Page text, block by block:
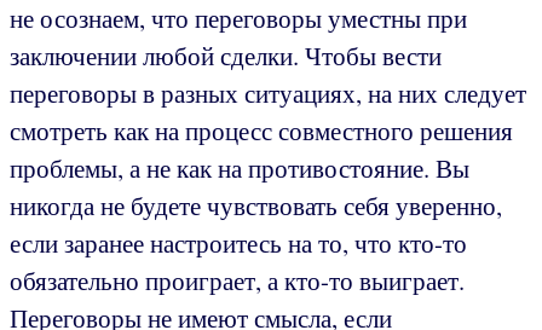
не осознаем, что переговоры уместны при
заключении любой сделки. Чтобы вести
переговоры в разных ситуациях, на них следует
смотреть как на процесс совместного решения
проблемы, а не как на противостояние. Вы
никогда не будете чувствовать себя уверенно,
если заранее настроитесь на то, что кто-то
обязательно проиграет, а кто-то выиграет.
Переговоры не имеют смысла, если